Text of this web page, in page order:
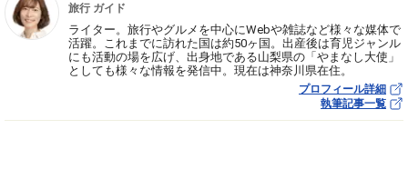
旅行 ガイド
ライター。旅行やグルメを中心にWebや雑誌など様々な媒体で
活躍。これまでに訪れた国は約50ヶ国。出産後は育児ジャンル
にも活動の場を広げ、出身地である山梨県の「やまなし大使」
としても様々な情報を発信中。現在は神奈川県在住。
プロフィール詳細
執筆記事一覧